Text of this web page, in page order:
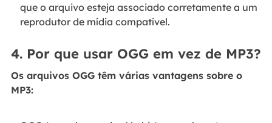
que o arquivo esteja associado corretamente a um
reprodutor de mídia compatível.
4. Por que usar OGG em vez de MP3?
Os arquivos OGG têm várias vantagens sobre o
MP3: